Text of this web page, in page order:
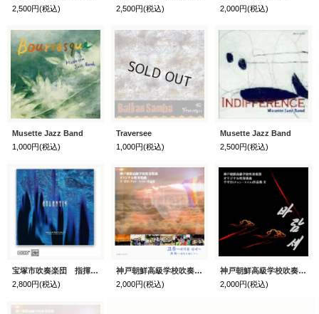
2,500円(税込)
2,500円(税込)
2,000円(税込)
Musette Jazz Band
1,000円(税込)
Traversee
1,000円(税込)
Musette Jazz Band
2,500円(税込)
宝塚市吹奏楽団 指揮／渡辺秀之
2,800円(税込)
神戸朝鮮高級学校吹奏楽部 千守日作品集
2,000円(税込)
神戸朝鮮高級学校吹奏楽部 千守日作品集 II
2,000円(税込)